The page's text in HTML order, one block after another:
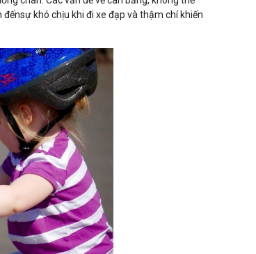
khó chịu khi đi xe đạp và thậm chí khiến